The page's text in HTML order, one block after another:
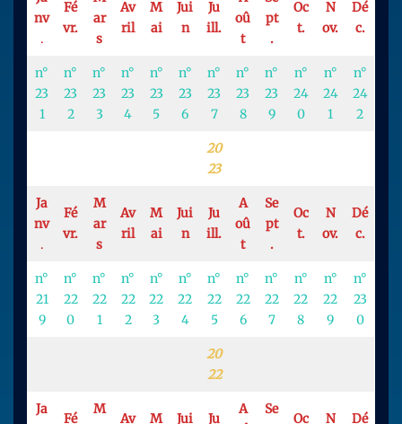
nv
.
Fé
vr.
ar
s
Av
ril
M
ai
Jui
n
Ju
ill.
oû
t
pt
.
Oc
t.
N
ov.
Dé
c.
n°
23
1
n°
23
2
n°
23
3
n°
23
4
n°
23
5
n°
23
6
n°
23
7
n°
23
8
n°
23
9
n°
24
0
n°
24
1
n°
24
2
20
23
Ja
nv
.
Fé
vr.
M
ar
s
Av
ril
M
ai
Jui
n
Ju
ill.
A
oû
t
Se
pt
.
Oc
t.
N
ov.
Dé
c.
n°
21
9
n°
22
0
n°
22
1
n°
22
2
n°
22
3
n°
22
4
n°
22
5
n°
22
6
n°
22
7
n°
22
8
n°
22
9
n°
23
0
20
22
Ja
Fé
M
Av M Jui Ju
A
Se
Oc N Dé